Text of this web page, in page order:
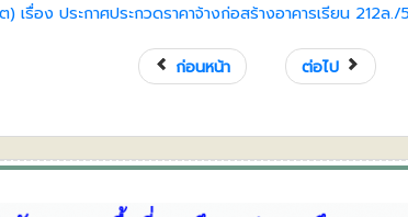
) เรื่อง ประกาศประกวดราคาจ้างก่อสร้างอาคารเรียน
ก่อนหน้า ต่อไป